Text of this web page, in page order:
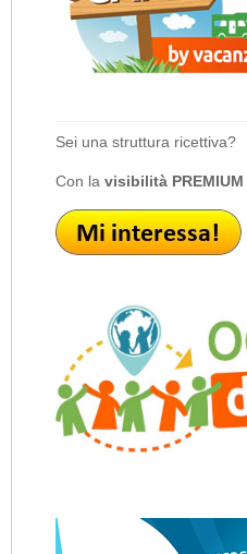
Sei una struttura ricettiva?
Con la visibilità PREMIUM